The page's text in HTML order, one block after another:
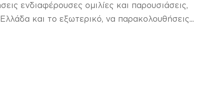
ενδιαφέρουσες ομιλίες και παρουσιάσεις,
και το εξωτερικό, να παρακολουθήσεις...